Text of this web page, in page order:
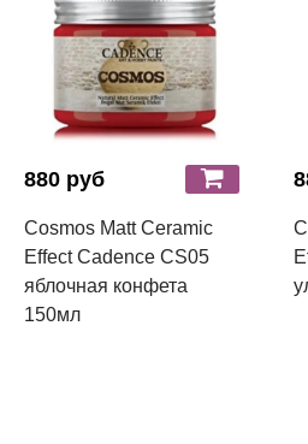
880 руб
Cosmos Matt Ceramic
Effect Cadence CS05
яблочная конфета
150мл